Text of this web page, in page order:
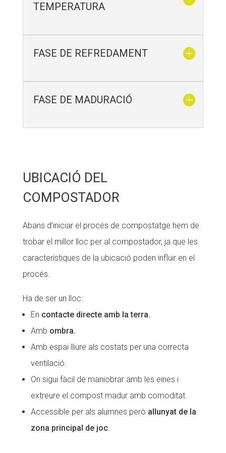
TEMPERATURA
FASE DE REFREDAMENT
FASE DE MADURACIÓ
UBICACIÓ DEL
COMPOSTADOR
Abans d’iniciar el procés de compostatge hem de
trobar el millor lloc per al compostador, ja que les
característiques de la ubicació poden influir en el
procés.
Ha de ser un lloc:
En contacte directe amb la terra.
Amb ombra.
Amb espai lliure als costats per una correcta
ventilació.
On sigui fàcil de maniobrar amb les eines i
extreure el compost madur amb comoditat.
Accessible per als alumnes però allunyat de la
zona principal de joc.